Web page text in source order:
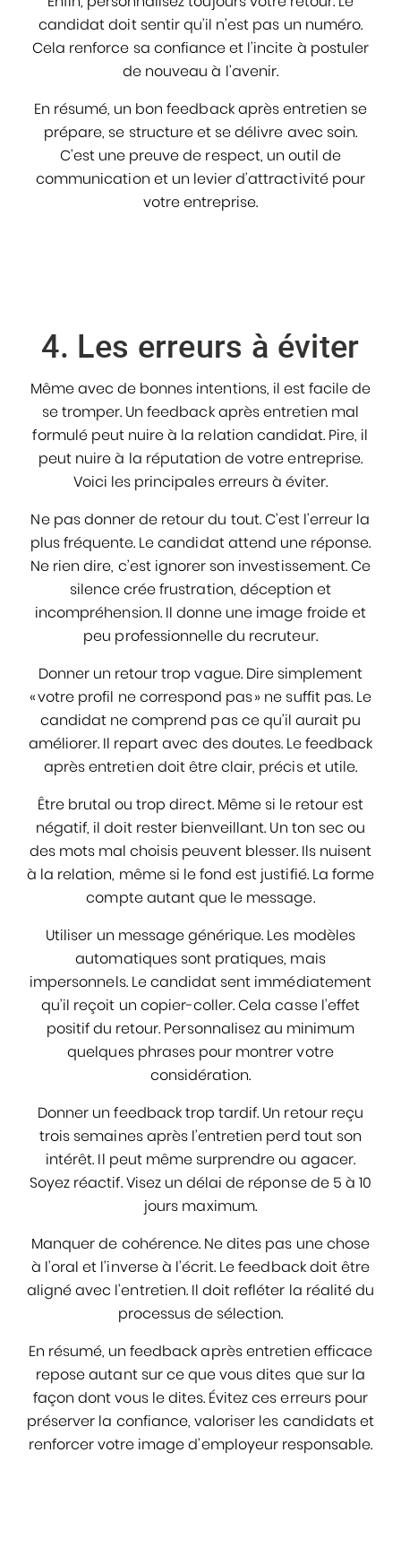
candidat doit sentir qu’il n’est pas un numéro.
Cela renforce sa confiance et l’incite à postuler
de nouveau à l’avenir.
En résumé, un bon feedback après entretien se
prépare, se structure et se délivre avec soin.
C’est une preuve de respect, un outil de
communication et un levier d’attractivité pour
votre entreprise.
4. Les erreurs à éviter
Même avec de bonnes intentions, il est facile de
se tromper. Un feedback après entretien mal
formulé peut nuire à la relation candidat. Pire, il
peut nuire à la réputation de votre entreprise.
Voici les principales erreurs à éviter.
Ne pas donner de retour du tout. C’est l’erreur la
plus fréquente. Le candidat attend une réponse.
Ne rien dire, c’est ignorer son investissement. Ce
silence crée frustration, déception et
incompréhension. Il donne une image froide et
peu professionnelle du recruteur.
Donner un retour trop vague. Dire simplement
« votre profil ne correspond pas » ne suffit pas. Le
candidat ne comprend pas ce qu’il aurait pu
améliorer. Il repart avec des doutes. Le feedback
après entretien doit être clair, précis et utile.
Être brutal ou trop direct. Même si le retour est
négatif, il doit rester bienveillant. Un ton sec ou
des mots mal choisis peuvent blesser. Ils nuisent
à la relation, même si le fond est justifié. La forme
compte autant que le message.
Utiliser un message générique. Les modèles
automatiques sont pratiques, mais
impersonnels. Le candidat sent immédiatement
qu’il reçoit un copier-coller. Cela casse l’effet
positif du retour. Personnalisez au minimum
quelques phrases pour montrer votre
considération.
Donner un feedback trop tardif. Un retour reçu
trois semaines après l’entretien perd tout son
intérêt. Il peut même surprendre ou agacer.
Soyez réactif. Visez un délai de réponse de 5 à 10
jours maximum.
Manquer de cohérence. Ne dites pas une chose
à l’oral et l’inverse à l’écrit. Le feedback doit être
aligné avec l’entretien. Il doit refléter la réalité du
processus de sélection.
En résumé, un feedback après entretien efficace
repose autant sur ce que vous dites que sur la
façon dont vous le dites. Évitez ces erreurs pour
préserver la confiance, valoriser les candidats et
renforcer votre image d’employeur responsable.